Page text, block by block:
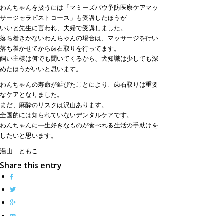
わんちゃんを扱うには「マミーズパウ予防医療ケアマッ
サージセラピストコース」も受講したほうが
いいと先生に言われ、夫婦で受講しました。
落ち着きがないわんちゃんの場合は、マッサージを行い
落ち着かせてから歯石取りを行ってます。
飼い主様は何でも聞いてくるから、犬知識は少しでも深
めたほうがいいと思います。
わんちゃんの寿命が延びたことにより、歯石取りは重要
なケアとなりました。
まだ、麻酔のリスクは沢山あります。
全国的には知られていないデンタルケアです。
わんちゃんに一生好きなものが食べれる生活の手助けを
したいと思います。
湯山 ともこ
Share this entry